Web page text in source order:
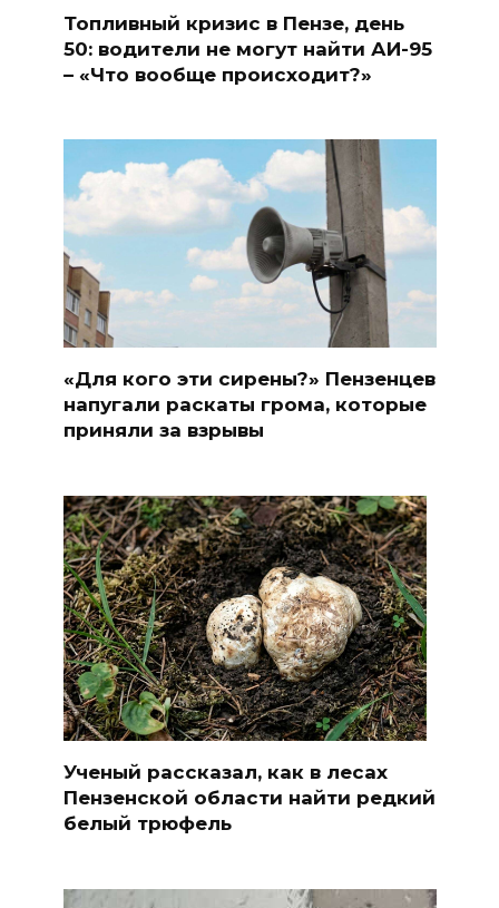
Топливный кризис в Пензе, день
50: водители не могут найти АИ-95
– «Что вообще происходит?»
«Для кого эти сирены?» Пензенцев
напугали раскаты грома, которые
приняли за взрывы
Ученый рассказал, как в лесах
Пензенской области найти редкий
белый трюфель